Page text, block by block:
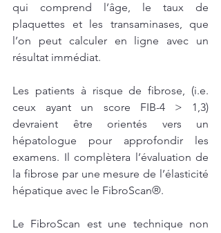
qui comprend l’âge, le taux de
plaquettes et les transaminases, que
l’on peut calculer en ligne avec un
résultat immédiat.
Les patients à risque de fibrose, (i.e.
ceux ayant un score FIB-4 > 1,3)
devraient être orientés vers un
hépatologue pour approfondir les
examens. Il complètera l’évaluation de
la fibrose par une mesure de l’élasticité
hépatique avec le FibroScan®.
Le FibroScan est une technique non